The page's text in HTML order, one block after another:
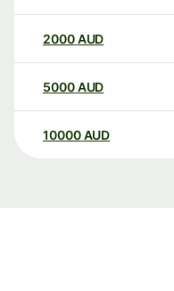
2000AUD
5000AUD
10000 AUD